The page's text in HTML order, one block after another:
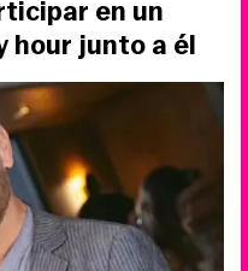
en un
hour junto a él